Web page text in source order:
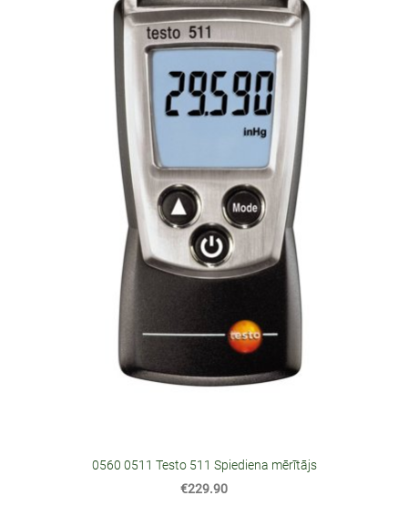
0560 0511 Testo 511 Spiediena mērītājs
€229.90